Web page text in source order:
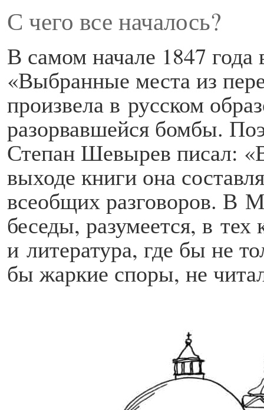
С чего все началось?
В самом начале 1847
«Выбранные места из
произвела в русском
разорвавшейся бомбы.
Степан Шевырев писал:
выходе книги она
всеобщих разговоров. В
беседы, разумеется, в
и литература, где бы не
бы жаркие споры, не